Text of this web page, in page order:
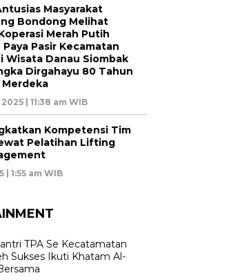
Masyarakat
Bondong Melihat
Merah Putih
Paya Pasir Kecamatan
Wisata Danau Siombak
Dirgahayu 80 Tahun
| 11:38 am WIB
Kompetensi Tim
Pelatihan Lifting
| 1:55 am WIB